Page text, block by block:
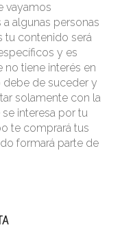
vayamos
algunas personas
tu contenido será
y es
tiene interés en
debe de suceder y
solamente con la
interesa por tu
te comprará tus
formará parte de